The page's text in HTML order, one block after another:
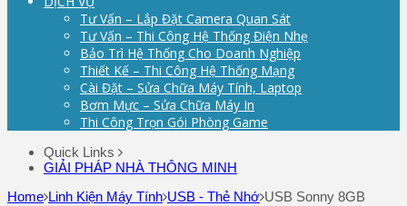
Tư Vấn – Lắp Đặt Camera Quan Sát
Tư Vấn – Thi Công Hệ Thống Điện Nhẹ
Bảo Trì Hệ Thống Cho Doanh Nghiệp
Thiết Kế – Thi Công Hệ Thống Mạng
Cài Đặt – Sửa Chữa Máy Tính, Laptop
Bơm Mực – Sửa Chữa Máy In
Thi Công Trọn Gói Phòng Game
Quick Links
GIẢI PHÁP NHÀ THÔNG MINH
Home Linh Kiện Máy Tính USB - Thẻ Nhớ USB Sonny 8GB